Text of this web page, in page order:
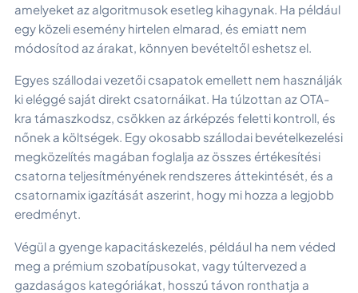
amelyeket az algoritmusok esetleg kihagynak. Ha például
egy közeli esemény hirtelen elmarad, és emiatt nem
módosítod az árakat, könnyen bevételtől eshetsz el.
Egyes szállodai vezetői csapatok emellett nem használják
ki eléggé saját direkt csatornáikat. Ha túlzottan az OTA-
kra támaszkodsz, csökken az árképzés feletti kontroll, és
nőnek a költségek. Egy okosabb szállodai bevételkezelési
megközelítés magában foglalja az összes értékesítési
csatorna teljesítményének rendszeres áttekintését, és a
csatornamix igazítását aszerint, hogy mi hozza a legjobb
eredményt.
Végül a gyenge kapacitáskezelés, például ha nem véded
meg a prémium szobatípusokat, vagy túltervezed a
gazdaságos kategóriákat, hosszú távon ronthatja a